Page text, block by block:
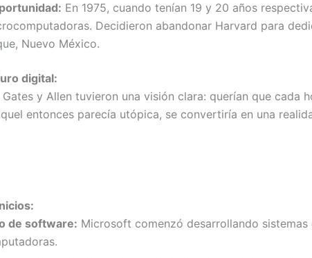
En 1975, cuando tenían 19 y 20 años
Decidieron abandonar Harvard para
Nuevo México.
digital:
y Allen tuvieron una visión clara: querían que
entonces parecía utópica, se convertiría en una
de software: Microsoft comenzó desarrollando